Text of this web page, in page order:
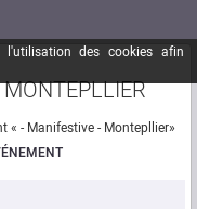
des cookies afin
« - Manifestive - Montepllier»